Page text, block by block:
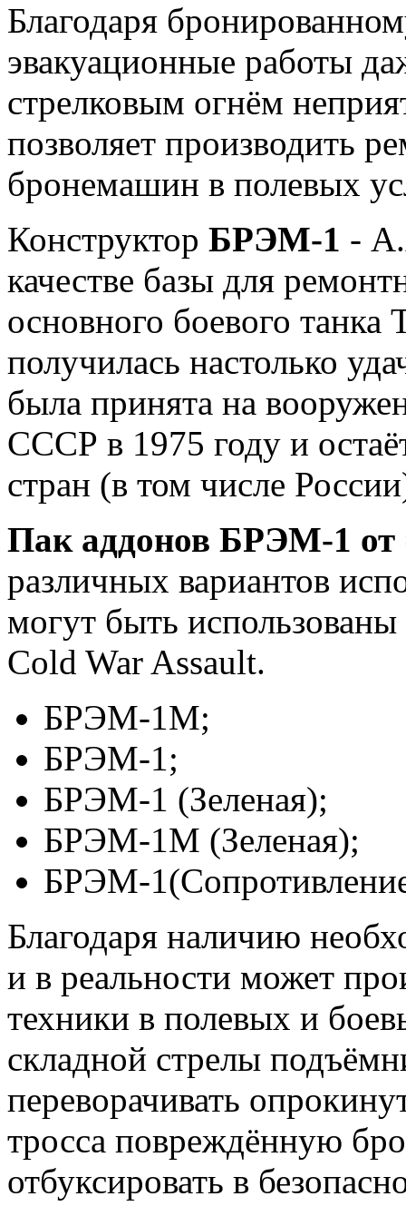
Благодаря
эвакуационные работы
стрелковым огнём
позволяет производить
бронемашин в полевых
Конструктор БРЭМ-1 -
качестве базы для
основного боевого
получилась настолько
была принята на
СССР в 1975 году и
стран (в том числе
Пак аддонов БРЭМ-1 от
различных вариантов
могут быть
Cold War Assault.
БРЭМ-1М;
БРЭМ-1;
БРЭМ-1 (Зеленая);
БРЭМ-1М (Зеленая);
БРЭМ-
Благодаря наличию
и в реальности может
техники в полевых и
складной стрелы
переворачивать
тросса повреждённую
отбуксировать в